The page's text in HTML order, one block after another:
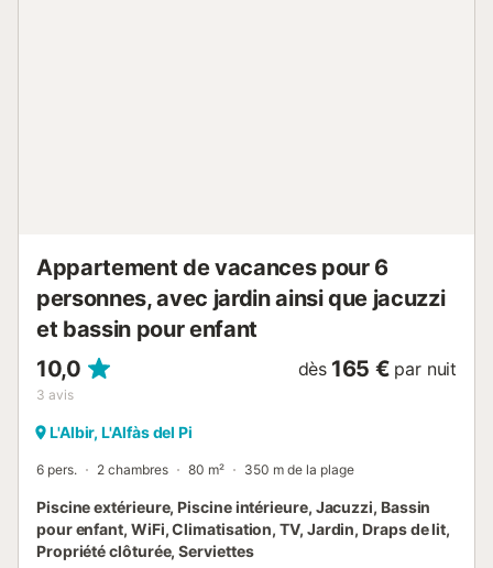
Appartement de vacances pour 6
personnes, avec jardin ainsi que jacuzzi
et bassin pour enfant
10,0
3 avis
dès 165 € par nuit
L'Albir, L'Alfàs del Pi
6 pers. 2 chambres 80 m² 350 m de la plage
Piscine extérieure, Piscine intérieure, Jacuzzi, Bassin
pour enfant, WiFi, Climatisation, TV, Jardin, Draps de lit,
Propriété clôturée, Serviettes